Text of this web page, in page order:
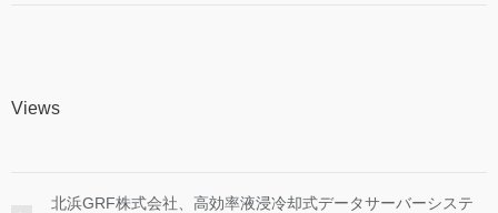
Views
北浜GRF株式会社、高効率液浸冷却式データサーバーシステ